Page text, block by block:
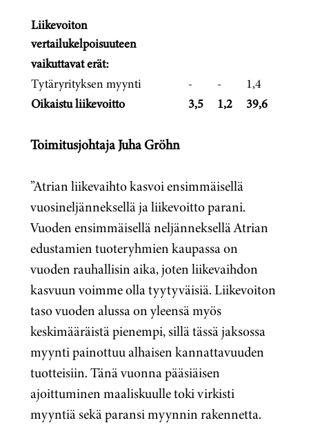
Liikevoiton
vertailukelpoisuuteen
vaikuttavat erät:
Tytäryrityksen myynti
- -
1,4
Oikaistu liikevoitto
3,5 1,2 39,6
Toimitusjohtaja Juha Gröhn
”Atrian liikevaihto kasvoi ensimmäisellä
vuosineljänneksellä ja liikevoitto parani.
Vuoden ensimmäisellä neljänneksellä Atrian
edustamien tuoteryhmien kaupassa on
vuoden rauhallisin aika, joten liikevaihdon
kasvuun voimme olla tyytyväisiä. Liikevoiton
taso vuoden alussa on yleensä myös
keskimääräistä pienempi, sillä tässä jaksossa
myynti painottuu alhaisen kannattavuuden
tuotteisiin. Tänä vuonna pääsiäisen
ajoittuminen maaliskuulle toki virkisti
myyntiä sekä paransi myynnin rakennetta.